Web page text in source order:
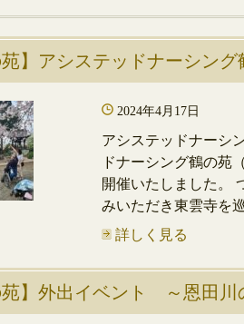
苑】アシステッドナーシン
2024年4月17日
アシステッドナーシ
ドナーシング鶴の苑
開催いたしました。
みいただき東雲寺を
詳しく見る
苑】外出イベント ～恩田川